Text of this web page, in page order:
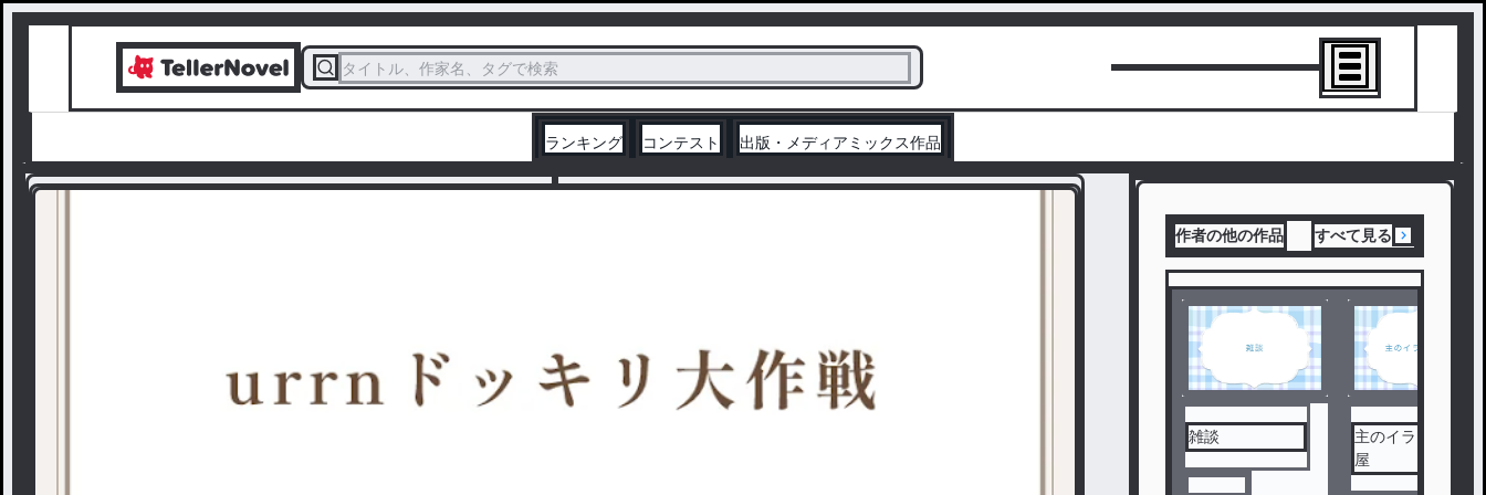
タイトル、作家名、タグで検索
ランキング コンテスト 出版・メディアミックス作品
作者の他の作品 すべて見る
雑談
主のイラスト部
屋